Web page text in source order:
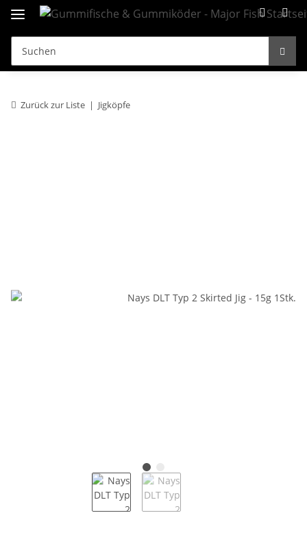
Zurück zur Liste Jigköpfe